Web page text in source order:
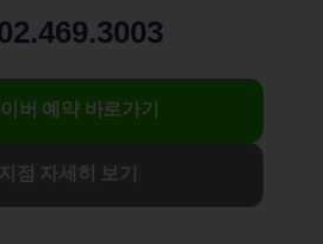
버 예약 바로가기
지점 자세히 보기